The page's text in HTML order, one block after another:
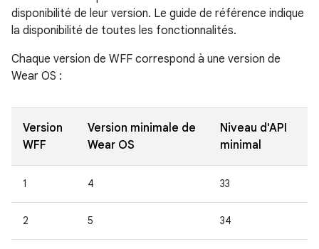
disponibilité de leur version. Le guide de référence indique
la disponibilité de toutes les fonctionnalités.
Chaque version de WFF correspond à une version de
Wear OS :
Version
WFF
Version minimale de
Wear OS
Niveau d'API
minimal
1 4 33
2 5 34